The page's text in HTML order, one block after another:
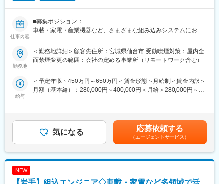
【使用言語】
C、C++、git
◎若手エンジニアも活躍中！第二新卒の方も歓迎です。
（1）フォロー体制
・就業開始後は、一人ひとりに営業担当および当社所属長が必ず
わせて面談のペースは調整しています。
（2）月報システムの導入
・月に一度、web上で健康状態や仕事の負荷状況、業務内容を申
請していただくシステムを導入しています。
ます。
仕事内容
■募集ポジション：
車載・家電・産業機器など、さまざまな組み込みシステムにおけ
ってきた経験を活かしながら、安定した環境で長期的に活躍いた
だけます。
◇仕様理解・調査
・機能・ロジックの整理
・UML／PlantUML を用いたモデル作成
◇検証・解析
・単体／結合テストの設計・実施
・軽微なコード修正（処理単位の補完など）
◇車載エアコン制御ソフトウェアの開発
勤務地
＜勤務地詳細＞顧客先住所：宮城県仙台市 受動喫煙対策：屋内全
面禁煙変更の範囲：会社の定める事業所（リモートワーク含む）
給与
＜予定年収＞450万円～650万円＜賃金形態＞月給制＜賃金内訳＞
月額（基本給）：280,000円～400,000円＜月給＞280,000円～
性があります。月給(月額)は固定手当を含めた表記です。
気になる 応募依頼する
（エージェントサービス）
NEW
【岩手】組込エンジニア◇車載・家電など多領域で活